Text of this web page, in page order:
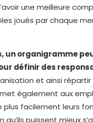
une meilleure
joués par chaque
un organigramme
définir des
et ainsi
également aux
plus facilement leurs
qu’ils puissent mieux